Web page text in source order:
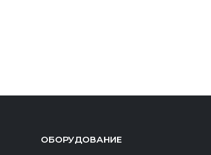
ОБОРУДОВАНИЕ